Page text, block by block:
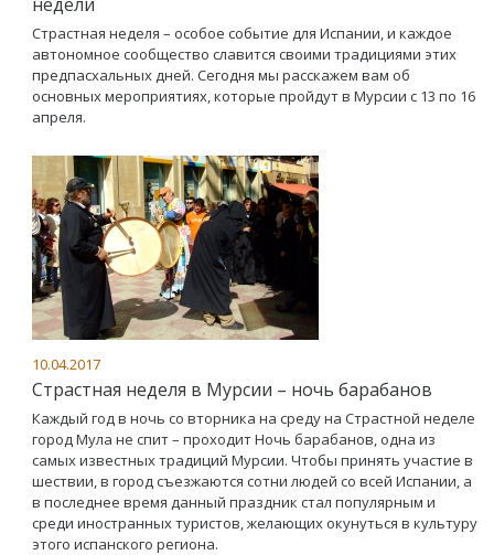
Страстная неделя – особое событие для Испании, и каждое
автономное сообщество славится своими традициями этих
предпасхальных дней. Сегодня мы расскажем вам об
основных мероприятиях, которые пройдут в Мурсии с 13 по 16
апреля.
10.04.2017
Страстная неделя в Мурсии – ночь барабанов
Каждый год в ночь со вторника на среду на Страстной неделе
город Мула не спит – проходит Ночь барабанов, одна из
самых известных традиций Мурсии. Чтобы принять участие в
шествии, в город съезжаются сотни людей со всей Испании, а
в последнее время данный праздник стал популярным и
среди иностранных туристов, желающих окунуться в культуру
этого испанского региона.